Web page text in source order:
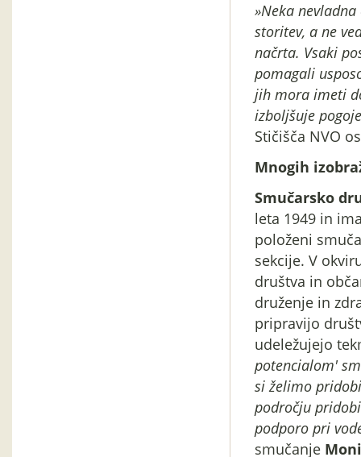
»Neka
storitev, a ne
načrta. Vsaki
pomagali
jih mora imeti
izboljšuje
Stičišča NVO
Mnogih
Smučarsko
leta 1949 in
položeni
sekcije. V
društva in
druženje in
pripravijo
udeležujejo
potencialom'
si želimo
področju
podporo pri
smučanje